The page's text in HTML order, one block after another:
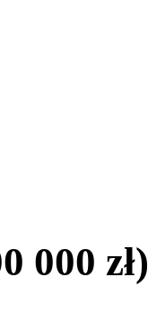
000 zł)